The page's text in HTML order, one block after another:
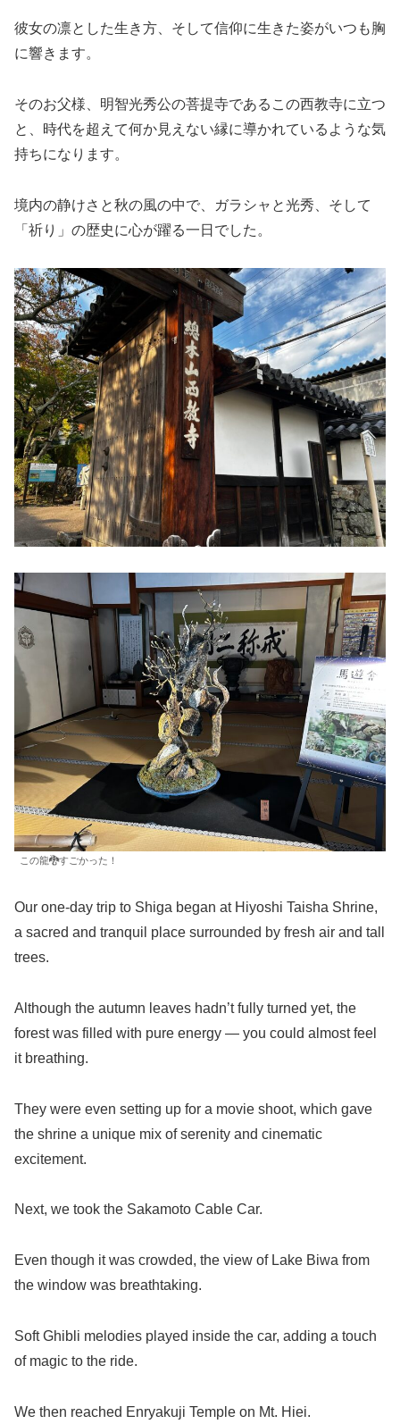
彼女の凛とした生き方、そして信仰に生きた姿がいつも胸
に響きます。
そのお父様、明智光秀公の菩提寺であるこの西教寺に立つ
と、時代を超えて何か見えない縁に導かれているような気
持ちになります。
境内の静けさと秋の風の中で、ガラシャと光秀、そして
「祈り」の歴史に心が躍る一日でした。
この龍🐉すごかった！
Our one-day trip to Shiga began at Hiyoshi Taisha Shrine,
a sacred and tranquil place surrounded by fresh air and tall
trees.
Although the autumn leaves hadn’t fully turned yet, the
forest was filled with pure energy — you could almost feel
it breathing.
They were even setting up for a movie shoot, which gave
the shrine a unique mix of serenity and cinematic
excitement.
Next, we took the Sakamoto Cable Car.
Even though it was crowded, the view of Lake Biwa from
the window was breathtaking.
Soft Ghibli melodies played inside the car, adding a touch
of magic to the ride.
We then reached Enryakuji Temple on Mt. Hiei.